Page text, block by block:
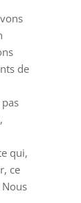
de
qui,
ce
Nous